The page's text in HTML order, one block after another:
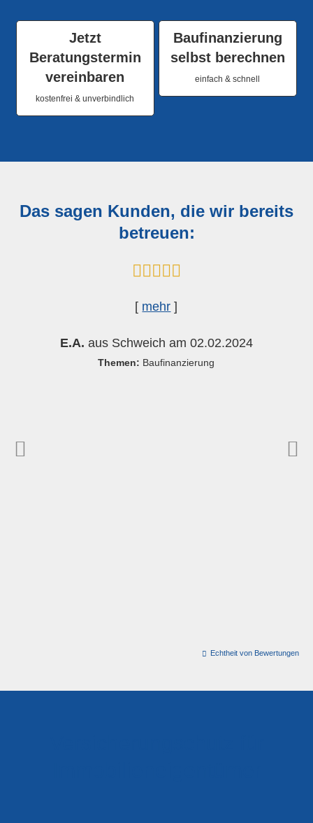
Jetzt
Beratungstermin
vereinbaren
kostenfrei & unverbindlich
Baufinanzierung
selbst berechnen
einfach & schnell
Das sagen Kunden, die wir bereits
betreuen:
[ mehr ]
E.A. aus Schweich am 02.02.2024
Themen: Baufinanzierung
Echtheit von Bewertungen